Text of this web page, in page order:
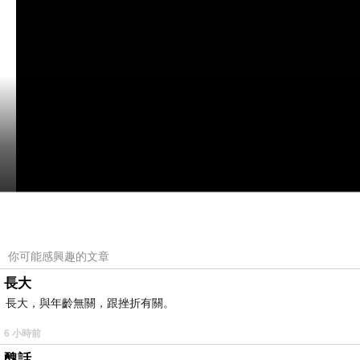
你可能感興趣的文章
長大
長大，與年齡無關，跟挫折有關。
6 小時前